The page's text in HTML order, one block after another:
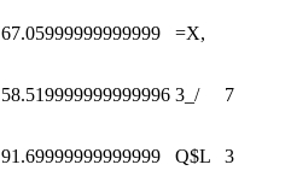
67.05999999999999 =X,
58.519999999999996 3_/ 7
91.69999999999999 Q$L 3